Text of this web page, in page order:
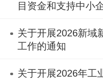
目资金和支持中小
关于开展2026新域
工作的通知
关于开展2026年工